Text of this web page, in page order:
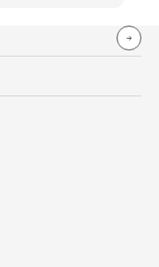
を行う前に、従業員
めてその重要性に
。
の増加
ス社会とも言われ
ることは非常に難
るストレスは、う
スの問題を引き起